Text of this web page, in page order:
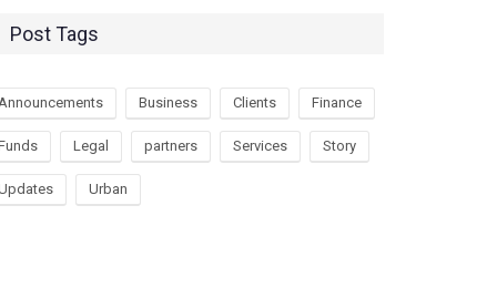
Post Tags
Business Clients Finance
Legal partners Services Story
Urban